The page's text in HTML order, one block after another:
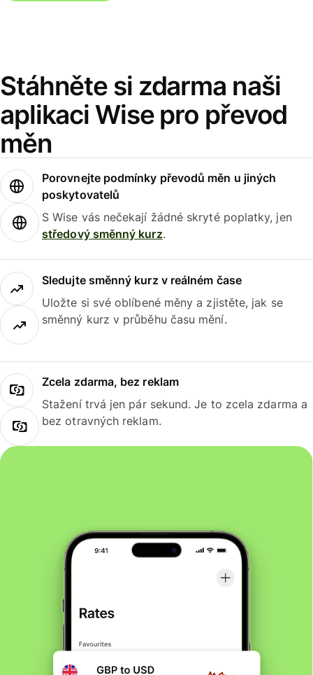
Stáhněte si zdarma naši
aplikaci Wise pro převod
měn
Porovnejte podmínky převodů měn u jiných
poskytovatelů
S Wise vás nečekají žádné skryté poplatky, jen
středový směnný kurz.
Sledujte směnný kurz v reálném čase
Uložte si své oblíbené měny a zjistěte, jak se
směnný kurz v průběhu času mění.
Zcela zdarma, bez reklam
Stažení trvá jen pár sekund. Je to zcela zdarma a
bez otravných reklam.